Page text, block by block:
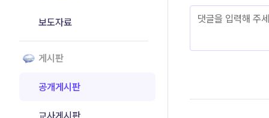
보도자료
게시판
공개게시판
교사게시판